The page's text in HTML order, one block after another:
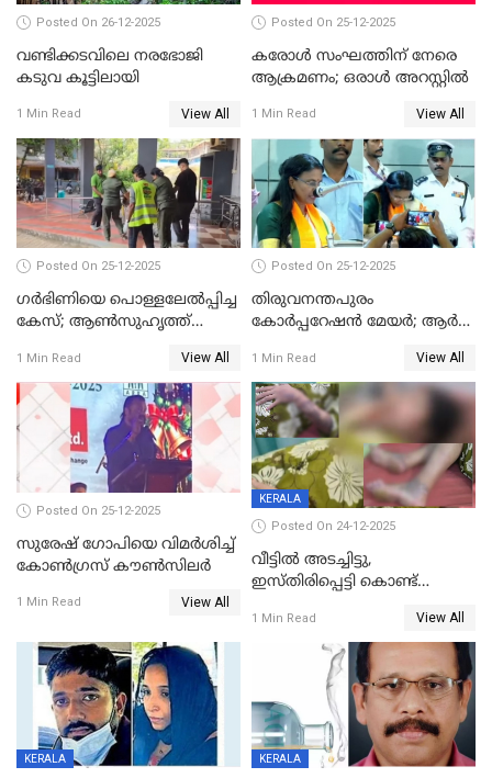
Posted On 26-12-2025
വണ്ടിക്കടവിലെ നരഭോജി
കടുവ കൂട്ടിലായി
1 Min Read View All
Posted On 25-12-2025
കരോള്‍ സംഘത്തിന് നേരെ
ആക്രമണം; ഒരാള്‍ അറസ്റ്റില്‍
1 Min Read View All
Posted On 25-12-2025
ഗര്‍ഭിണിയെ പൊള്ളലേല്‍പ്പിച്ച
കേസ്; ആണ്‍സുഹൃത്ത്
1 Min Read View All
Posted On 25-12-2025
തിരുവനന്തപുരം
കോര്‍പ്പറേഷന്‍ മേയർ; ആര്‍
1 Min Read View All
Posted On 25-12-2025
സുരേഷ് ഗോപിയെ വിമര്‍ശിച്ച്
കോണ്‍ഗ്രസ് കൗണ്‍സിലര്‍
1 Min Read View All
KERALA
Posted On 24-12-2025
വീട്ടിൽ അടച്ചിട്ടു,
ഇസ്തിരിപ്പെട്ടി കൊണ്ട്
ഗർഭിണിയായ യുവതിക്ക് ക്രൂര
1 Min Read View All
KERALA KERALA